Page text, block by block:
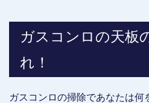
ガスコンロの天板
れ！
ガスコンロの掃除であなたは何